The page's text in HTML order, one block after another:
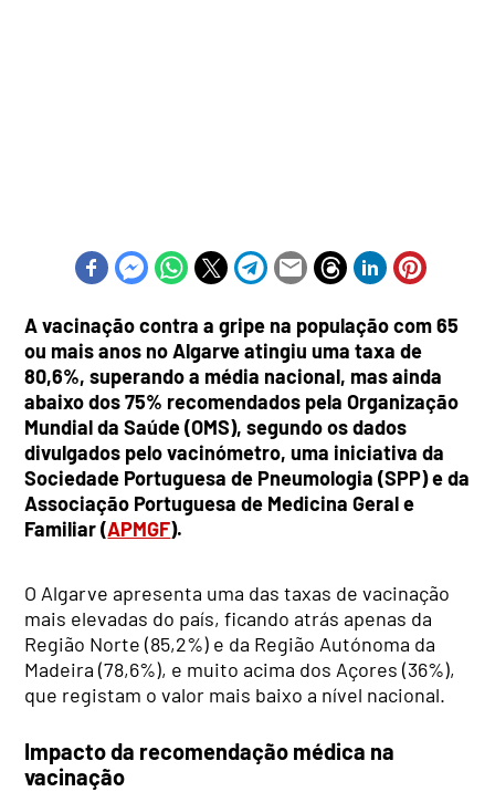
A vacinação contra a gripe na população com 65
ou mais anos no Algarve atingiu uma taxa de
80,6%, superando a média nacional, mas ainda
abaixo dos 75% recomendados pela Organização
Mundial da Saúde (OMS), segundo os dados
divulgados pelo vacinómetro, uma iniciativa da
Sociedade Portuguesa de Pneumologia (SPP) e da
Associação Portuguesa de Medicina Geral e
Familiar (APMGF).
O Algarve apresenta uma das taxas de vacinação
mais elevadas do país, ficando atrás apenas da
Região Norte (85,2%) e da Região Autónoma da
Madeira (78,6%), e muito acima dos Açores (36%),
que registam o valor mais baixo a nível nacional.
Impacto da recomendação médica na
vacinação